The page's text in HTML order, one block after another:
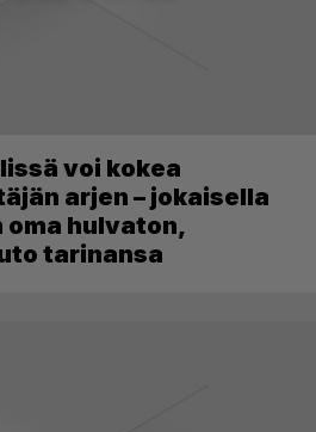
voi kokea
arjen – jokaisella
hulvaton,
tarinansa